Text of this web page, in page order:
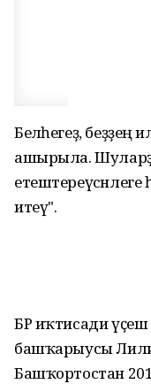
Беләһегеҙ, беҙҙең
ашырыла.
итеү".
БР иҡтисади
башҡарыусы
Башҡортостан